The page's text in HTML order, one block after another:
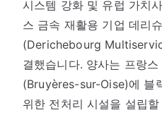
시스템 강화 및 유럽 가치
스 금속 재활용 기업 데리
(Derichebourg
결했습니다. 양사는 프랑
(Bruyères-sur-Oise)에 블
위한 전처리 시설을 설립